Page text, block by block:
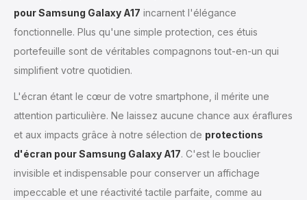
pour Samsung Galaxy A17 incarnent l'élégance
fonctionnelle. Plus qu'une simple protection, ces étuis
portefeuille sont de véritables compagnons tout-en-un qui
simplifient votre quotidien.
L'écran étant le cœur de votre smartphone, il mérite une
attention particulière. Ne laissez aucune chance aux éraflures
et aux impacts grâce à notre sélection de protections
d'écran pour Samsung Galaxy A17. C'est le bouclier
invisible et indispensable pour conserver un affichage
impeccable et une réactivité tactile parfaite, comme au